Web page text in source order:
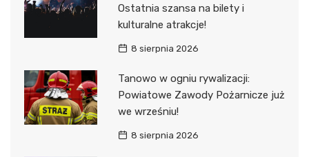
Ostatnia szansa na bilety i
kulturalne atrakcje!
8 sierpnia 2026
Tanowo w ogniu rywalizacji:
Powiatowe Zawody Pożarnicze już
we wrześniu!
8 sierpnia 2026